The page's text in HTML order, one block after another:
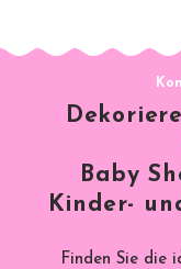
Baby
Kinder-
Finden Sie die